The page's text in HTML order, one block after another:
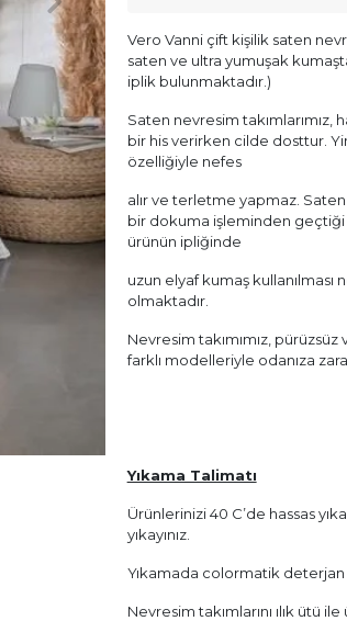
Vero Vanni çift kişilik saten
saten ve ultra yumuşak
iplik bulunmaktadır.)
Saten nevresim takımlarımız,
bir his verirken cilde dosttur.
özelliğiyle nefes
alır ve terletme yapmaz.
bir dokuma işleminden geçtiği
ürünün ipliğinde
uzun elyaf kumaş kullanılması
olmaktadır.
Nevresim takımımız,
farklı modelleriyle odanıza
Yıkama Talimatı
Ürünlerinizi 40 C’de hassas
yıkayınız.
Yıkamada colormatik deterjan
Nevresim takımlarını ılık ütü